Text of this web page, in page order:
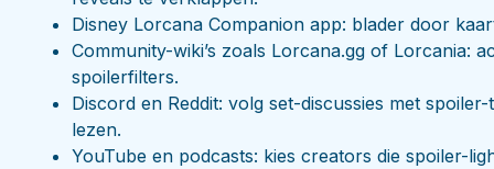
Disney Lorcana Companion app: blader door
Community-wiki’s zoals Lorcana.gg of Lorcania:
spoilerfilters.
Discord en Reddit: volg set-discussies met
lezen.
YouTube en podcasts: kies creators die spoiler-